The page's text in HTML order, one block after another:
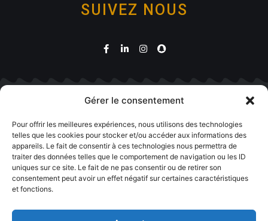
Gérer le consentement
Pour offrir les meilleures expériences, nous utilisons des technologies
telles que les cookies pour stocker et/ou accéder aux informations des
appareils. Le fait de consentir à ces technologies nous permettra de
traiter des données telles que le comportement de navigation ou les ID
uniques sur ce site. Le fait de ne pas consentir ou de retirer son
consentement peut avoir un effet négatif sur certaines caractéristiques
et fonctions.
SUIVEZ NOUS